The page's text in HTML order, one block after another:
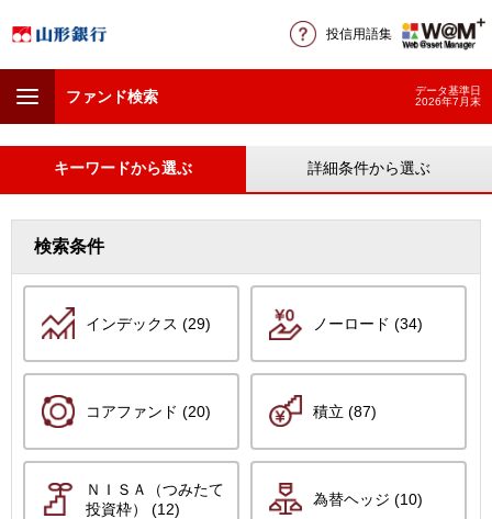
投信用語集
ファンド検索
データ基準日
2026年7月末
キーワードから選ぶ 詳細条件から選ぶ
検索条件
インデックス (29) ノーロード (34)
コアファンド (20) 積立 (87)
ＮＩＳＡ（つみたて
投資枠） (12)
為替ヘッジ (10)